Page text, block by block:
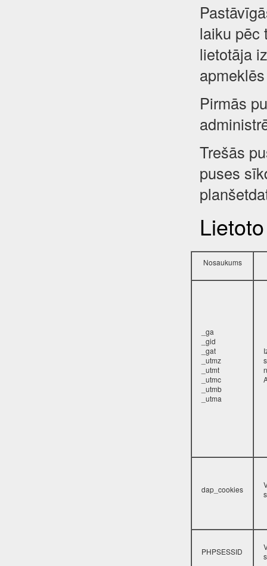
laiku pēc
lietotāja
Pirmās
Trešās
puses
Nosaukums
_ga
_gid
_gat
_utmz
_utmt
_utmc
_utmb
_utma
dap_cookies
PHPSESSID